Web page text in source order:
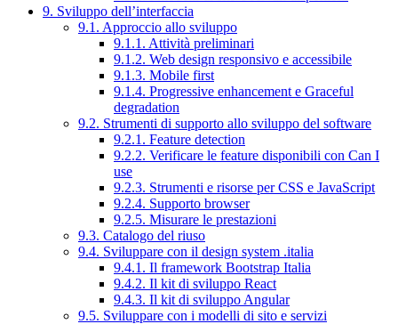
9. Sviluppo dell’interfaccia
9.1. Approccio allo sviluppo
9.1.1. Attività preliminari
9.1.2. Web design responsivo e accessibile
9.1.3. Mobile first
9.1.4. Progressive enhancement e Graceful
degradation
9.2. Strumenti di supporto allo sviluppo del software
9.2.1. Feature detection
9.2.2. Verificare le feature disponibili con Can I
use
9.2.3. Strumenti e risorse per CSS e JavaScript
9.2.4. Supporto browser
9.2.5. Misurare le prestazioni
9.3. Catalogo del riuso
9.4. Sviluppare con il design system .italia
9.4.1. Il framework Bootstrap Italia
9.4.2. Il kit di sviluppo React
9.4.3. Il kit di sviluppo Angular
9.5. Sviluppare con i modelli di sito e servizi